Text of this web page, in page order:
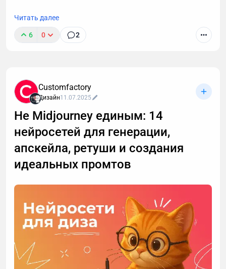
Читать далее
6 0 2
Customfactory
Дизайн11.07.2025
Не Midjourney единым: 14
нейросетей для генерации,
апскейла, ретуши и создания
идеальных промтов